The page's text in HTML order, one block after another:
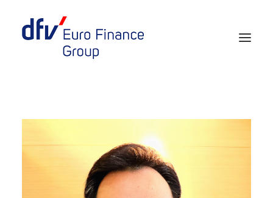
Tickets 29th EURO FINANCE WEEK